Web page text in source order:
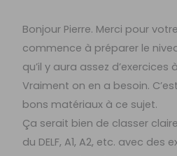
Bonjour Pierre. Merci pour
commence à préparer le
qu’il y aura assez d’exercices
Vraiment on en a besoin.
bons matériaux à ce sujet.
Ça serait bien de classer
du DELF, A1, A2, etc. avec des